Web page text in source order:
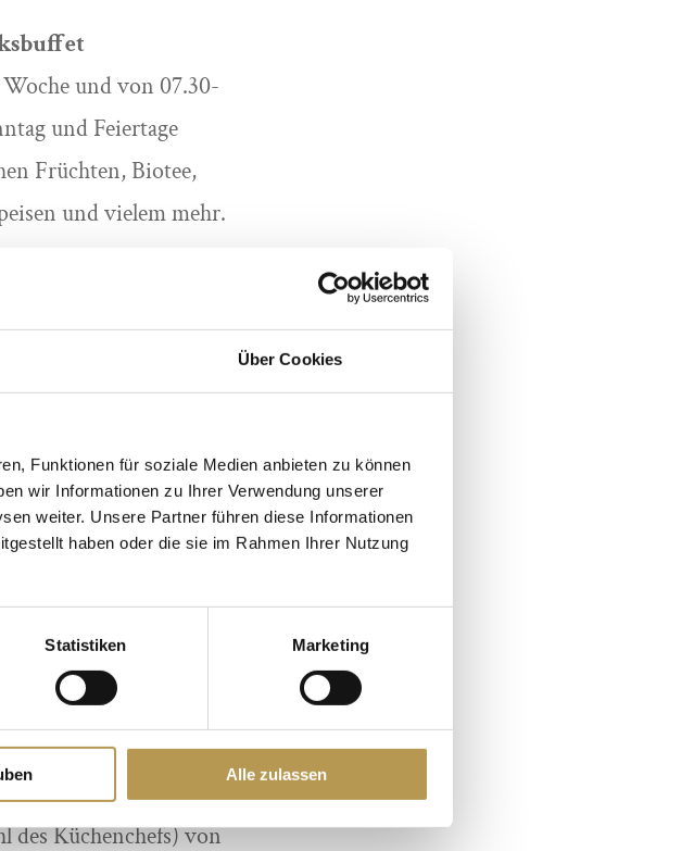
Über Cookies
Funktionen für soziale Medien anbieten zu können
wir Informationen zu Ihrer Verwendung unserer
weiter. Unsere Partner führen diese Informationen
haben oder die sie im Rahmen Ihrer Nutzung
Statistiken Marketing
Alle zulassen
und von 07.30-
und Feiertage
Früchten, Biotee,
und vielem mehr.
wir Ihnen à la carte
zum Kaffee – im
der kleine Karte in
Sommer auch auf
wählen.
Tisch vorab an der
servieren wir unser
des Küchenchefs) von